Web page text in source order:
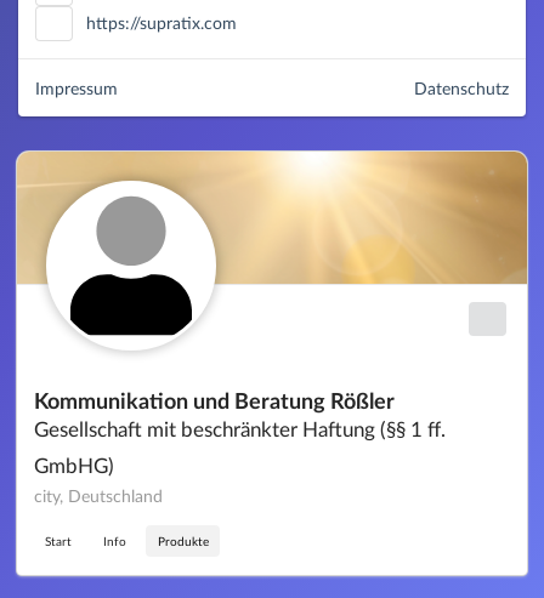
Kommunikation und Beratung Rößler
Gesellschaft mit beschränkter Haftung (§§ 1 ff.
GmbHG)
city, Deutschland
Start Info Produkte
https://supratix.com
Datenschutz
Impressum